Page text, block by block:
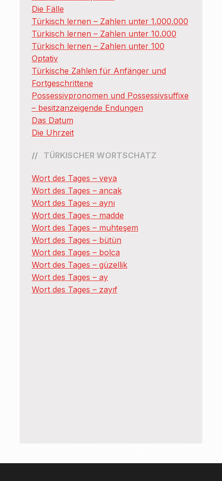
Die Fälle
Türkisch lernen – Zahlen unter 1.000.000
Türkisch lernen – Zahlen unter 10.000
Türkisch lernen – Zahlen unter 100
Optativ
Türkische Zahlen für Anfänger und
Fortgeschrittene
Possessivpronomen und Possessivsuffixe
– besitzanzeigende Endungen
Das Datum
Die Uhrzeit
TÜRKISCHER WORTSCHATZ
Wort des Tages – veya
Wort des Tages – ancak
Wort des Tages – aynı
Wort des Tages – madde
Wort des Tages – muhteşem
Wort des Tages – bütün
Wort des Tages – bolca
Wort des Tages – güzellik
Wort des Tages – ay
Wort des Tages – zayıf